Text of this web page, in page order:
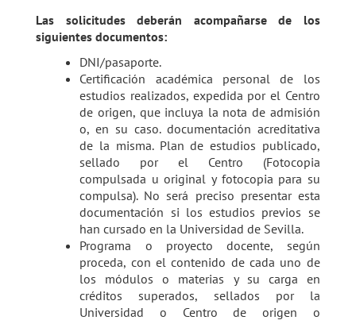
Las solicitudes deberán acompañarse de los
siguientes documentos:
DNI/pasaporte.
Certificación académica personal de los
estudios realizados, expedida por el Centro
de origen, que incluya la nota de admisión
o, en su caso. documentación acreditativa
de la misma. Plan de estudios publicado,
sellado por el Centro (Fotocopia
compulsada u original y fotocopia para su
compulsa). No será preciso presentar esta
documentación si los estudios previos se
han cursado en la Universidad de Sevilla.
Programa o proyecto docente, según
proceda, con el contenido de cada uno de
los módulos o materias y su carga en
créditos superados, sellados por la
Universidad o Centro de origen o